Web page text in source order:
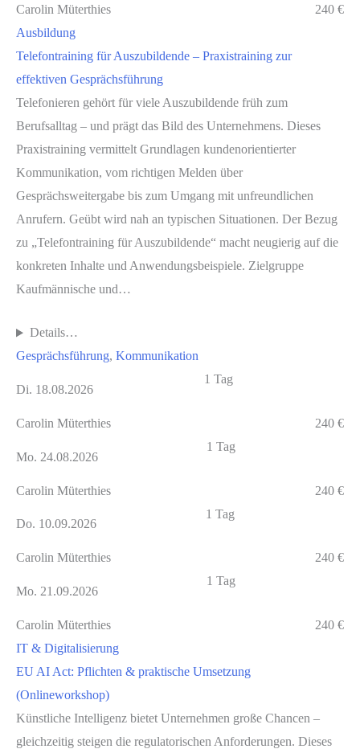
Carolin Müterthies
240 €
Ausbildung
Telefontraining für Auszubildende – Praxistraining zur
effektiven Gesprächsführung
Telefonieren gehört für viele Auszubildende früh zum
Berufsalltag – und prägt das Bild des Unternehmens. Dieses
Praxistraining vermittelt Grundlagen kundenorientierter
Kommunikation, vom richtigen Melden über
Gesprächsweitergabe bis zum Umgang mit unfreundlichen
Anrufern. Geübt wird nah an typischen Situationen. Der Bezug
zu „Telefontraining für Auszubildende“ macht neugierig auf die
konkreten Inhalte und Anwendungsbeispiele. Zielgruppe
Kaufmännische und…
Details…
Gesprächsführung, Kommunikation
Di. 18.08.2026
1 Tag
Carolin Müterthies 240 €
Mo. 24.08.2026
1 Tag
Carolin Müterthies 240 €
Do. 10.09.2026
1 Tag
Carolin Müterthies 240 €
Mo. 21.09.2026
1 Tag
Carolin Müterthies
240 €
IT & Digitalisierung
EU AI Act: Pflichten & praktische Umsetzung
(Onlineworkshop)
Künstliche Intelligenz bietet Unternehmen große Chancen –
gleichzeitig steigen die regulatorischen Anforderungen. Dieses